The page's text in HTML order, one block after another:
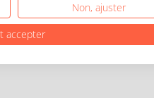
Non, ajuster
accepter